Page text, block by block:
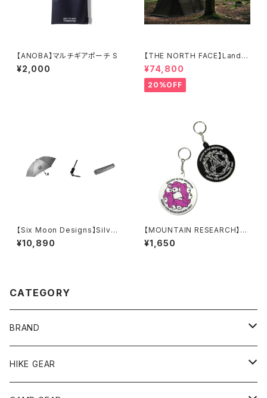
【ANOBA】マルチギアポーチ S
¥2,000
【THE NORTH FACE】Lander
6
¥74,800
20%OFF
【Six Moon Designs】Silver
Shadow Umbrella mini
¥10,890
【MOUNTAIN RESEARCH】Bi
g Key Holder
¥1,650
CATEGORY
BRAND
andwander
HIKE GEAR